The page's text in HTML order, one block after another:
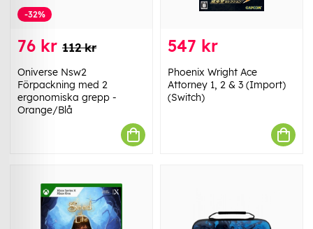
-32%
76 kr 112 kr
Oniverse Nsw2
Förpackning med 2
ergonomiska grepp -
Orange/Blå
547 kr
Phoenix Wright Ace
Attorney 1, 2 & 3 (Import)
(Switch)